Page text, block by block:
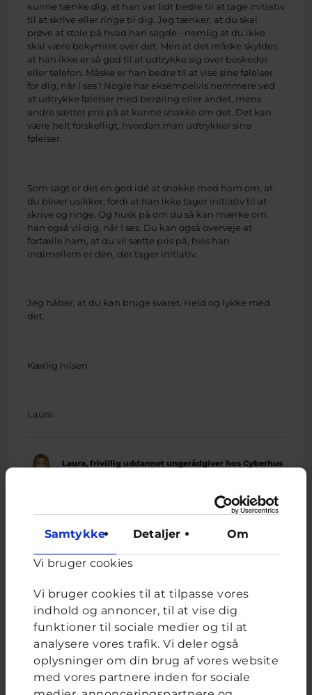
Samtykke Detaljer Om
Vi bruger cookies
Vi bruger cookies til at tilpasse vores
indhold og annoncer, til at vise dig
funktioner til sociale medier og til at
analysere vores trafik. Vi deler også
oplysninger om din brug af vores website
med vores partnere inden for sociale
kunne tænke dig, at han var lidt bedre til at tage initiativ
til at skrive eller ringe til dig. Jeg tænker, at du skal
prøve at stole på hvad han sagde - nemlig at du ikke
skal være bekymret over det. Men at det måske skyldes,
at han ikke er så god til at udtrykke sig over beskeder
eller telefon. Måske er han bedre til at vise sine følelser
for dig, når I ses? Nogle har eksempelvis nemmere ved
at udtrykke følelser med berøring eller andet, mens
andre sætter pris på at kunne snakke om det. Det kan
være helt forskelligt, hvordan man udtrykker sine
følelser.
Som sagt er det en god idé at snakke med ham om, at
du bliver usikker, fordi at han ikke tager initiativ til at
skrive og ringe. Og husk på om du så kan mærke om
han også vil dig, når I ses. Du kan også overveje at
fortælle ham, at du vil sætte pris på, hvis han
indimellem er den, der tager initiativ.
Jeg håber, at du kan bruge svaret. Held og lykke med
det.
Kærlig hilsen
Laura.
Laura, frivillig uddannet ungerådgiver hos Cyberhus
Relateret indhold
Om brevkassen
Brevkassen holder sommerferie, så det er ikke muligt at
oprette et nyt spørgsmål.